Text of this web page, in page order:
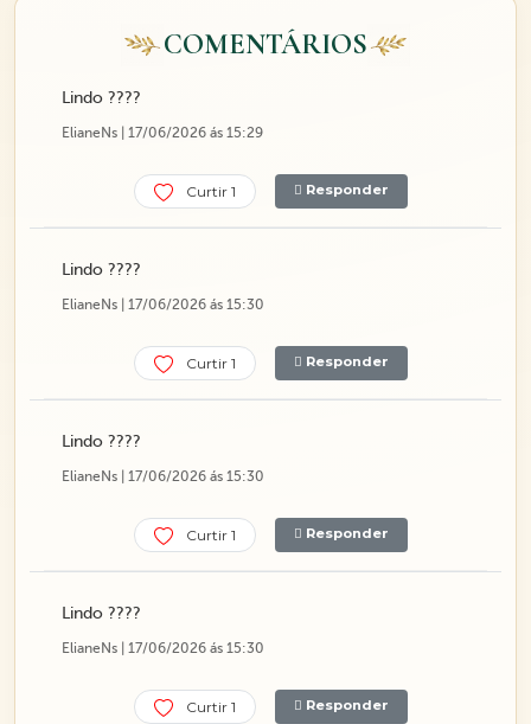
COMENTÁRIOS
Lindo ????
ElianeNs | 17/06/2026 ás 15:29
Curtir 1 Responder
Lindo ????
ElianeNs | 17/06/2026 ás 15:30
Curtir 1 Responder
Lindo ????
ElianeNs | 17/06/2026 ás 15:30
Curtir 1 Responder
Lindo ????
ElianeNs | 17/06/2026 ás 15:30
Curtir 1 Responder